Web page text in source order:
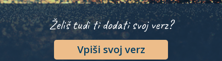
Želiš tudi ti dodati svoj verz?
Vpiši svoj verz